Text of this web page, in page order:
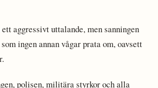
aggressivt uttalande, men sanningen
ingen annan vågar prata om, oavsett
polisen, militära styrkor och alla